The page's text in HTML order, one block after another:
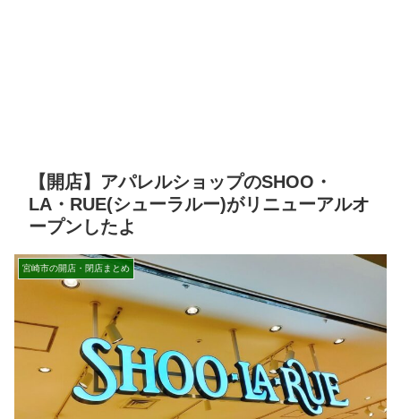
【開店】アパレルショップのSHOO・
LA・RUE(シューラルー)がリニューアルオ
ープンしたよ
宮崎市の開店・閉店まとめ